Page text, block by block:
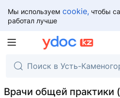
Мы используем cookie, чтобы
работал лучше
Врачи общей практики